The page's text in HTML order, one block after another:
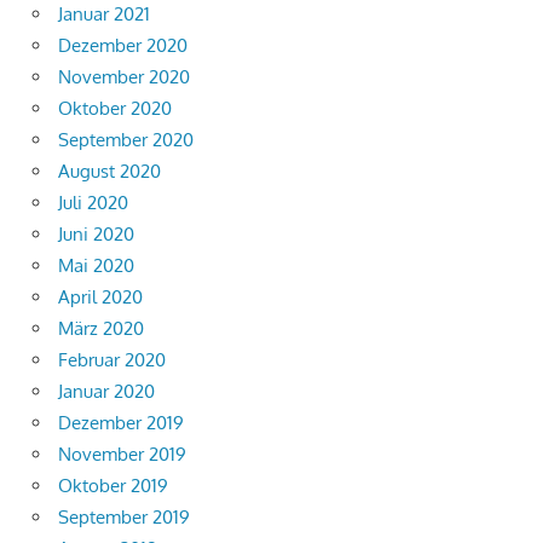
Januar 2021
Dezember 2020
November 2020
Oktober 2020
September 2020
August 2020
Juli 2020
Juni 2020
Mai 2020
April 2020
März 2020
Februar 2020
Januar 2020
Dezember 2019
November 2019
Oktober 2019
September 2019